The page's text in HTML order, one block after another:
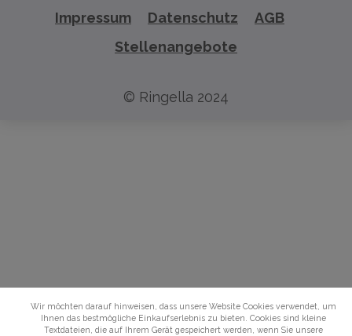
Impressum Datenschutz
AGB
Stellenangebote
© Ringella 2024
Wir möchten darauf hinweisen, dass unsere Website Cookies verwendet, um
Ihnen das bestmögliche Einkaufserlebnis zu bieten. Cookies sind kleine
Textdateien, die auf Ihrem Gerät gespeichert werden, wenn Sie unsere